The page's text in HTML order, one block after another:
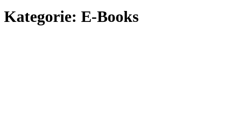
Kategorie: E-Books